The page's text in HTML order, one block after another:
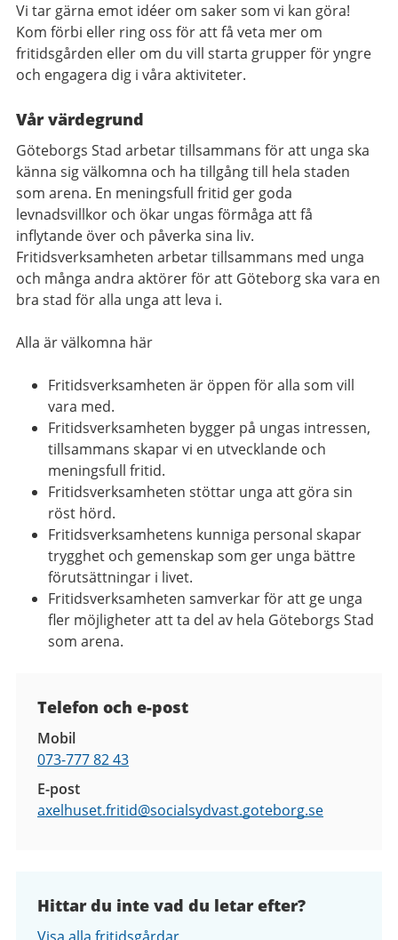
Vi tar gärna emot idéer om saker som vi kan göra!
Kom förbi eller ring oss för att få veta mer om
fritidsgården eller om du vill starta grupper för yngre
och engagera dig i våra aktiviteter.
Vår värdegrund
Göteborgs Stad arbetar tillsammans för att unga ska
känna sig välkomna och ha tillgång till hela staden
som arena. En meningsfull fritid ger goda
levnadsvillkor och ökar ungas förmåga att få
inflytande över och påverka sina liv.
Fritidsverksamheten arbetar tillsammans med unga
och många andra aktörer för att Göteborg ska vara en
bra stad för alla unga att leva i.
Alla är välkomna här
Fritidsverksamheten är öppen för alla som vill
vara med.
Fritidsverksamheten bygger på ungas intressen,
tillsammans skapar vi en utvecklande och
meningsfull fritid.
Fritidsverksamheten stöttar unga att göra sin
röst hörd.
Fritidsverksamhetens kunniga personal skapar
trygghet och gemenskap som ger unga bättre
förutsättningar i livet.
Fritidsverksamheten samverkar för att ge unga
fler möjligheter att ta del av hela Göteborgs Stad
som arena.
Telefon och e-post
Mobil
073-777 82 43
E-post
axelhuset.fritid@socialsydvast.goteborg.se
Hittar du inte vad du letar efter?